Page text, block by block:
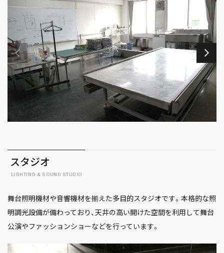
スタジオ
LIGHTING & SOUND STUDIO
舞台照明機材や音響機材を揃えた多目的スタジオです。本格的な照
明調光設備が備わっており、天井の高い開けた空間を利用して舞台
公演やファッションショーなどを行っています。